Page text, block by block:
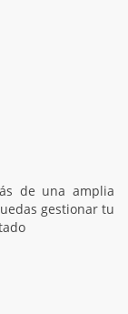
de una amplia
gestionar tu